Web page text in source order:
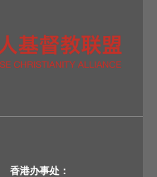
香港办事处：